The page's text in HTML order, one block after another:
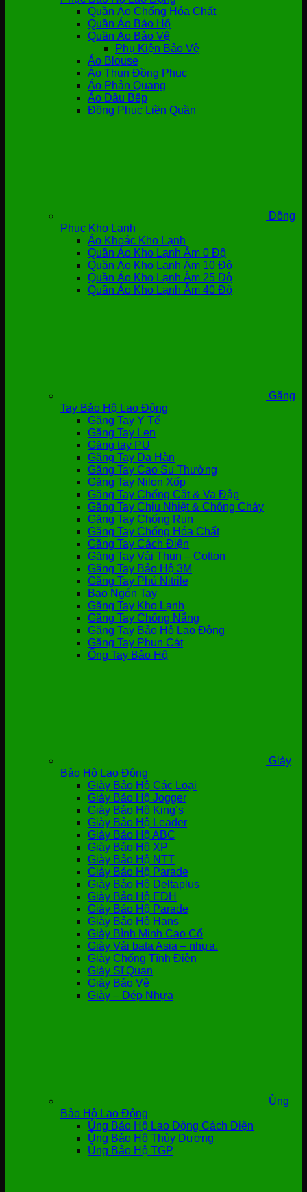
Quần Áo Chống Hóa Chất
Quần Áo Bảo Hộ
Quần Áo Bảo Vệ
Phụ Kiện Bảo Vệ
Áo Blouse
Áo Thun Đồng Phục
Áo Phản Quang
Áo Đầu Bếp
Đồng Phục Liền Quần
Đồng
Phục Kho Lạnh
Áo Khoác Kho Lạnh
Quần Áo Kho Lạnh Âm 0 Độ
Quần Áo Kho Lạnh Âm 10 Độ
Quần Áo Kho Lạnh Âm 25 Độ
Quần Áo Kho Lạnh Âm 40 Độ
Găng
Tay Bảo Hộ Lao Động
Găng Tay Y Tế
Găng Tay Len
Găng tay PU
Găng Tay Da Hàn
Găng Tay Cao Su Thường
Găng Tay Nilon Xốp
Găng Tay Chống Cắt & Va Đập
Găng Tay Chịu Nhiệt & Chống Cháy
Găng Tay Chống Run
Găng Tay Chống Hóa Chất
Găng Tay Cách Điện
Găng Tay Vải Thun – Cotton
Găng Tay Bảo Hộ 3M
Găng Tay Phủ Nitrile
Bao Ngón Tay
Găng Tay Kho Lạnh
Găng Tay Chống Nắng
Găng Tay Bảo Hộ Lao Động
Găng Tay Phun Cát
Ống Tay Bảo Hộ
Giày
Bảo Hộ Lao Động
Giày Bảo Hộ Các Loại
Giày Bảo Hộ Jogger
Giày Bảo Hộ King’s
Giày Bảo Hộ Leader
Giày Bảo Hộ ABC
Giày Bảo Hộ XP
Giày Bảo Hộ NTT
Giày Bảo Hộ Parade
Giày Bảo Hộ Deltaplus
Giày Bảo Hộ EDH
Giày Bảo Hộ Parade
Giày Bảo Hộ Hans
Giày Bình Minh Cao Cổ
Giày Vải bata Asia – nhựa.
Giày Chống Tĩnh Điện
Giày Sĩ Quan
Giày Bảo Vệ
Giày – Dép Nhựa
Ủng
Bảo Hộ Lao Động
Ủng Bảo Hộ Lao Động Cách Điện
Ủng Bảo Hộ Thùy Dương
Ủng Bảo Hộ TGP